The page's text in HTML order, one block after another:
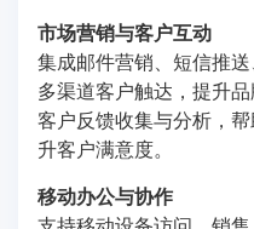
市场营销与客户互动
集成邮件营销、短信推
多渠道客户触达，提升品
客户反馈收集与分析，
升客户满意度。
移动办公与协作